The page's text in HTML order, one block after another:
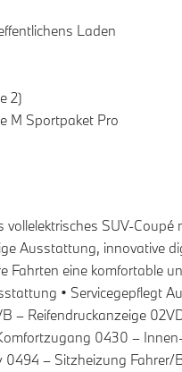
Laden
2)
M Sportpaket Pro
SUV-Coupé
Ausstattung, innovative
Fahrten eine komfortable
• Servicegepflegt
– Reifendruckanzeige
0430 –
– Sitzheizung Fahrer/